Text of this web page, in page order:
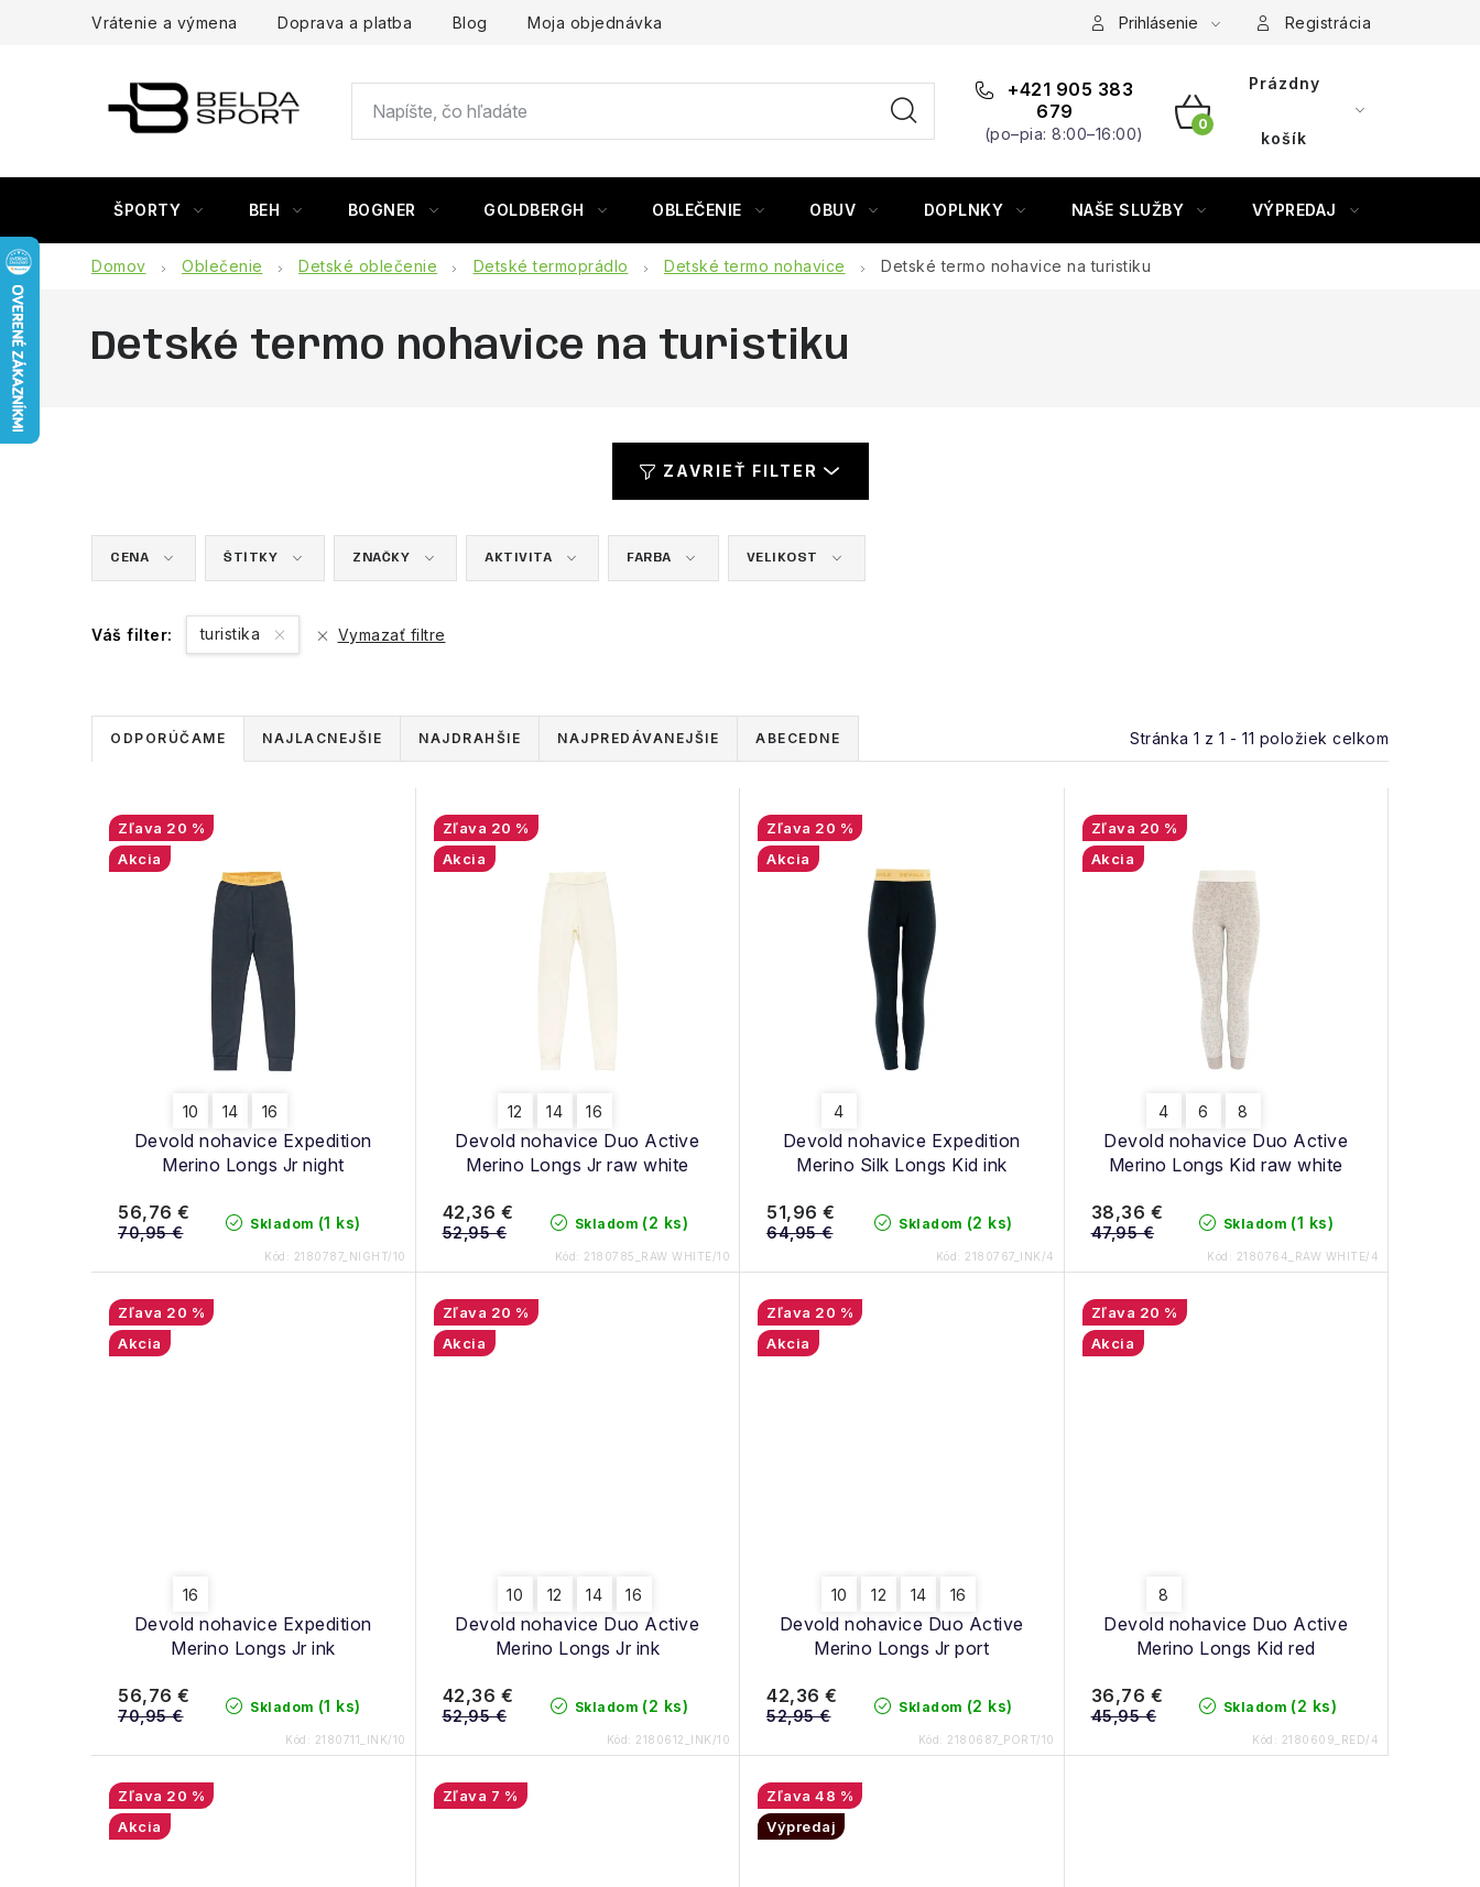
Vrátenie a výmena Doprava a platba Blog Moja objednávka Prihlásenie Registrácia
+421 905 383
679
(po–pia: 8:00–16:00) NÁKUPNÝ
Prázdny
košík
ŠPORTY BEH BOGNER GOLDBERGH OBLEČENIE OBUV DOPLNKY NAŠE SLUŽBY VÝPREDAJ
Domov Oblečenie Detské oblečenie Detské termoprádlo Detské termo nohavice Detské termo nohavice na turistiku
Detské termo nohavice na turistiku
ZAVRIEŤ FILTER
CENA ŠTÍTKY ZNAČKY AKTIVITA FARBA VELIKOST
Váš filter: turistika Vymazať filtre
Stránka 1 z 1 - 11 položiek celkom
R
d
e
t
o
v
ODPORÚČAME NAJLACNEJŠIE NAJDRAHŠIE NAJPREDÁVANEJŠIE ABECEDNE
V
ý
o
Devold nohavice Expedition
Merino Longs Jr night
20 %
Akcia
10 14 16
Skladom (1 ks)
56,76 €
70,95 €
Kód: 2180787_NIGHT/10
Devold nohavice Duo Active
Merino Longs Jr raw white
20 %
Akcia
12 14 16
Skladom (2 ks)
42,36 €
52,95 €
Kód: 2180785_RAW WHITE/10
Devold nohavice Expedition
Merino Silk Longs Kid ink
20 %
Akcia
4
Skladom (2 ks)
51,96 €
64,95 €
Kód: 2180767_INK/4
Devold nohavice Duo Active
Merino Longs Kid raw white
20 %
Akcia
4 6 8
Skladom (1 ks)
38,36 €
47,95 €
Kód: 2180764_RAW WHITE/4
Devold nohavice Expedition
Merino Longs Jr ink
20 %
Akcia
16
Skladom (1 ks)
56,76 €
70,95 €
Kód: 2180711_INK/10
Devold nohavice Duo Active
Merino Longs Jr ink
20 %
Akcia
10 12 14 16
Skladom (2 ks)
42,36 €
52,95 €
Kód: 2180612_INK/10
Devold nohavice Duo Active
Merino Longs Jr port
20 %
Akcia
10 12 14 16
Skladom (2 ks)
42,36 €
52,95 €
Kód: 2180687_PORT/10
Devold nohavice Duo Active
Merino Longs Kid red
20 %
Akcia
8
Skladom (2 ks)
36,76 €
45,95 €
Kód: 2180609_RED/4
20 %
Akcia
7 %
48 %
Výpredaj